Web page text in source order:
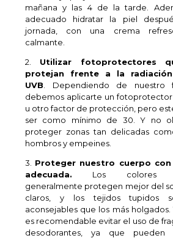
mañana y las 4 de la tarde.
adecuado hidratar la piel
jornada, con una crema
calmante.
2. Utilizar fotoprotectores
protejan frente a la
UVB . Dependiendo de nuestro
debemos aplicarte un
u otro factor de protección, pero
ser como mínimo de 30. Y no
proteger zonas tan delicadas
hombros y empeines.
3. Proteger nuestro cuerpo
adecuada. Los colores
generalmente protegen mejor del
claros, y los tejidos tupidos
aconsejables que los más holgados.
es recomendable evitar el uso de
desodorantes, ya que pueden